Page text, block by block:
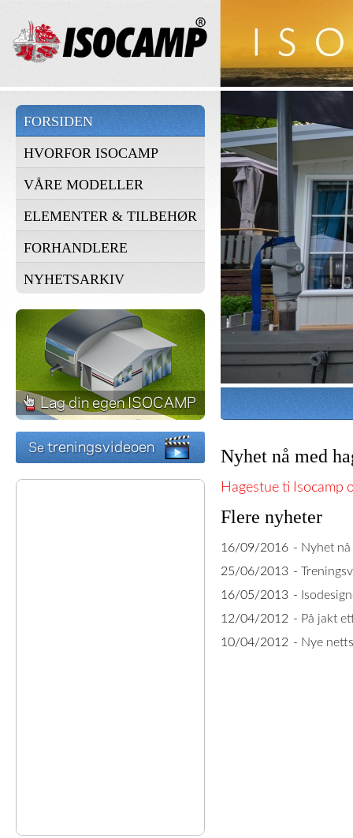
FORSIDEN
HVORFOR ISOCAMP
VÅRE MODELLER
ELEMENTER & TILBEHØR
FORHANDLERE
NYHETSARKIV
Nyhet nå med
Hagestue ti Isocamp
Flere nyheter
Nyhet
-
16/09/2016
-
25/06/2013
-
16/05/2013
På jakt
-
12/04/2012
Nye
-
10/04/2012